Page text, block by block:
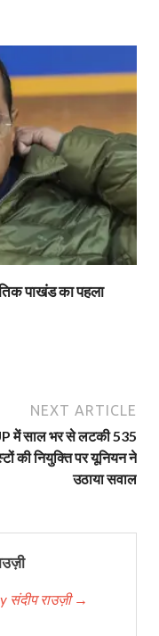
पाखंड का पहला
NEXT ARTICLE
में साल भर से लटकी 535
की नियुक्ति पर यूनियन ने
उठाया सवाल
संदीप राउज़ी →